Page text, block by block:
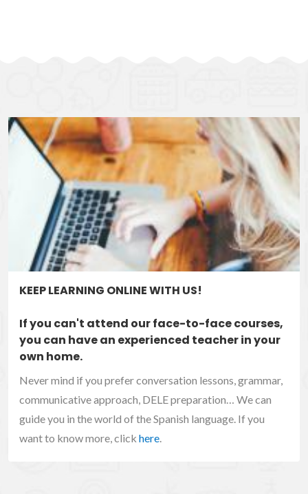
KEEP LEARNING ONLINE WITH US!
If you can't attend our face-to-face courses,
you can have an experienced teacher in your
own home.
Never mind if you prefer conversation lessons, grammar,
communicative approach, DELE preparation… We can
guide you in the world of the Spanish language. If you
want to know more, click here